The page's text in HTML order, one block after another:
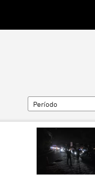
Período